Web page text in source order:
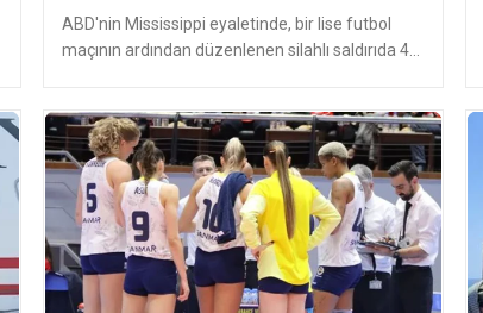
ABD'nin Mississippi eyaletinde, bir lise futbol
maçının ardından düzenlenen silahlı saldırıda 4